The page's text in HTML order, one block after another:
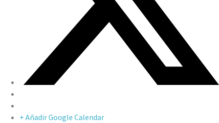
+ Añadir Google Calendar